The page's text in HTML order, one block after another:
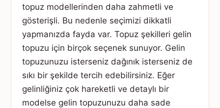
topuz modellerinden daha zahmetli ve
gösterişli. Bu nedenle seçimizi dikkatli
yapmanızda fayda var. Topuz şekilleri gelin
topuzu için birçok seçenek sunuyor. Gelin
topuzunuzu isterseniz dağınık isterseniz de
sıkı bir şekilde tercih edebilirsiniz. Eğer
gelinliğiniz çok hareketli ve detaylı bir
modelse gelin topuzunuzu daha sade